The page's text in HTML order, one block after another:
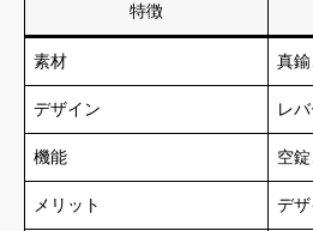
特徴
素材 真
デザイン レ
機能 空
メリット デ